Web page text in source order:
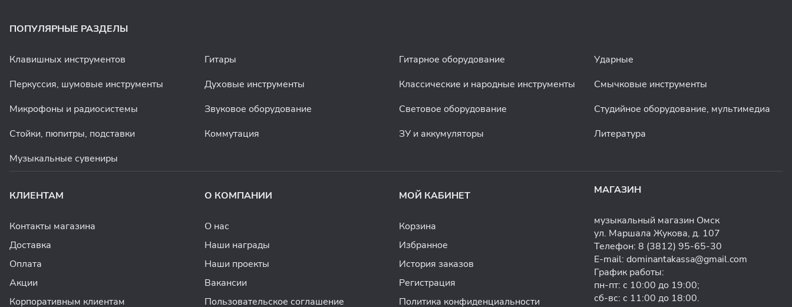
ПОПУЛЯРНЫЕ РАЗДЕЛЫ
Клавишных инструментов Гитары Гитарное оборудование
Ударные
Перкуссия, шумовые инструменты
Духовые инструменты Классические и народные инструменты
Смычковые инструменты
Микрофоны и радиосистемы
Звуковое оборудование Световое оборудование
Студийное оборудование, мультимедиа
Стойки, пюпитры, подставки
Коммутация ЗУ и аккумуляторы
Литература
Музыкальные сувениры
КЛИЕНТАМ
Контакты магазина
Доставка
Оплата
Акции
Корпоративным клиентам
О КОМПАНИИ
О нас
Наши награды
Наши проекты
Вакансии
Пользовательское соглашение
МОЙ КАБИНЕТ
Корзина
Избранное
История заказов
Регистрация
Политика конфиденциальности
МАГАЗИН
музыкальный магазин Омск
ул. Маршала Жукова, д. 107
Телефон: 8 (3812) 95-65-30
E-mail: dominantakassa@gmail.com
График работы:
пн-пт: с 10:00 до 19:00;
сб-вс: с 11:00 до 18:00.